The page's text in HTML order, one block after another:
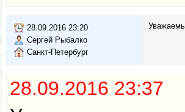
28.09.2016 23:20
Сергей Рыбалко
Санкт-Петербург
28.09.2016 23:37